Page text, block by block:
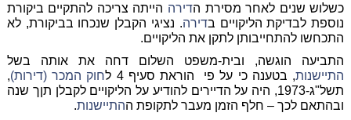
כשלוש שנים לאחר מסירת הדירה הייתה צריכה להתקיים ביקורת
נוספת לבדיקת הליקויים בדירה. נציגי הקבלן שנכחו בביקורת, לא
התכחשו להתחייבותן לתקן את הליקויים.
התביעה הוגשה, ובית-משפט השלום דחה את אותה בשל
התיישנות, בטענה כי על פי הוראת סעיף 4 ל חוק המכר (דירות),
תשל"ג-1973, היה על הדיירים להודיע על הליקויים לקבלן תןך שנה
ובהתאם לכך – חלף הזמן מעבר לתקופת ההתיישנות.